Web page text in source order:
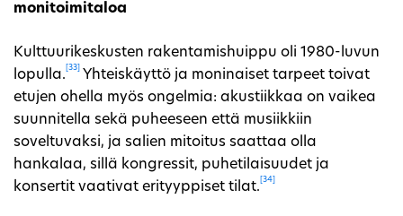
monitoimitaloa
Kulttuurikeskusten rakentamishuippu oli 1980-luvun
lopulla.
[33]
Yhteiskäyttö ja moninaiset tarpeet toivat
etujen ohella myös ongelmia: akustiikkaa on vaikea
suunnitella sekä puheeseen että musiikkiin
soveltuvaksi, ja salien mitoitus saattaa olla
hankalaa, sillä kongressit, puhetilaisuudet ja
konsertit vaativat erityyppiset tilat.
[34]